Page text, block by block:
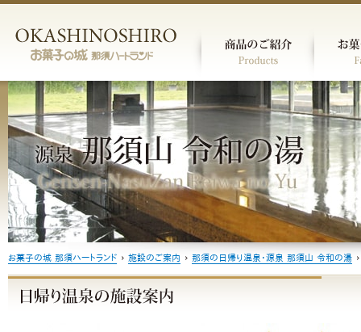
お菓子の城 那須ハートランド › 施設のご案内 › 那須の日帰り温泉・源泉 那須山 令和の湯 ›